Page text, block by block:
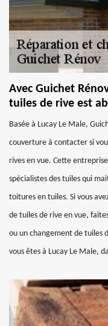
Avec Guichet
tuiles de rive est
Basée à Lucay Le Male,
couverture à contacter si
rives en vue. Cette
spécialistes des tuiles qui
toitures en tuiles. Si vous
de tuiles de rive en vue,
ou un changement de tuiles
vous êtes à Lucay Le Male,